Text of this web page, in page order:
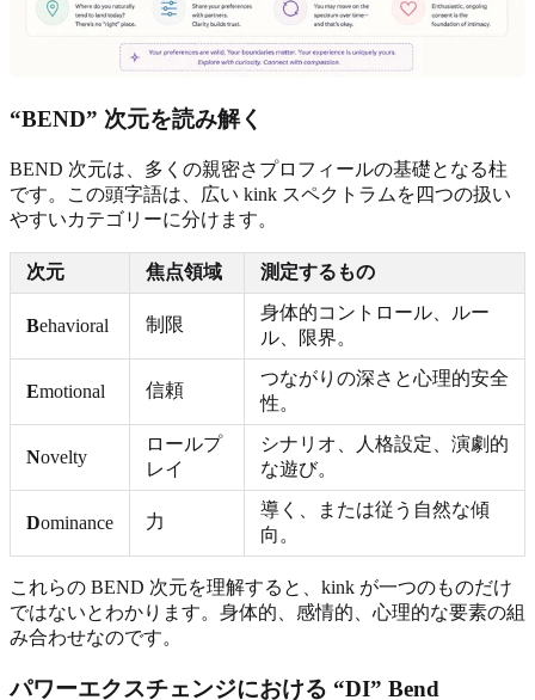
“BEND” 次元を読み解く
BEND 次元は、多くの親密さプロフィールの基礎となる柱
です。この頭字語は、広い kink スペクトラムを四つの扱い
やすいカテゴリーに分けます。
次元 焦点領域 測定するもの
Behavioral 制限
身体的コントロール、ルー
ル、限界。
Emotional 信頼
つながりの深さと心理的安全
性。
Novelty
ロールプ
レイ
シナリオ、人格設定、演劇的
な遊び。
Dominance 力
導く、または従う自然な傾
向。
これらの BEND 次元を理解すると、kink が一つのものだけ
ではないとわかります。身体的、感情的、心理的な要素の組
み合わせなのです。
パワーエクスチェンジにおける “DI” Bend